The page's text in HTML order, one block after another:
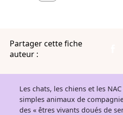
Partager cette fiche
auteur :
Les chats, les chiens et les
simples animaux de
des « êtres vivants doués de